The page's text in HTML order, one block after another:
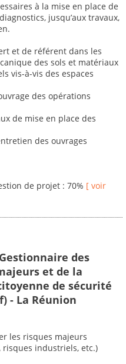
à la mise en place de
jusqu’aux travaux,
et de référent dans les
des sols et matériaux
vis-à-vis des espaces
des opérations
de mise en place des
des ouvrages
de projet : 70% [ voir
des
et de la
de sécurité
- La Réunion
les risques majeurs
industriels, etc.)